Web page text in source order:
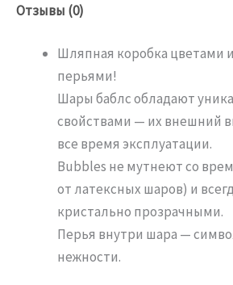
Отзывы (0)
Шляпная коробка цветами
перьями!
Шары баблс обладают
свойствами — их внешний
все время эксплуатации.
Bubbles не мутнеют со
от латексных шаров) и
кристально прозрачными.
Перья внутри шара —
нежности.